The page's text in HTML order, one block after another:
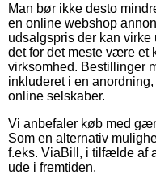
Man bør ikke desto
en online webshop
udsalgspris der kan
det for det meste være et
virksomhed. Bestillinger
inkluderet i en
online selskaber.
Vi anbefaler køb med
Som en alternativ
f.eks. ViaBill, i tilfælde af
ude i fremtiden.